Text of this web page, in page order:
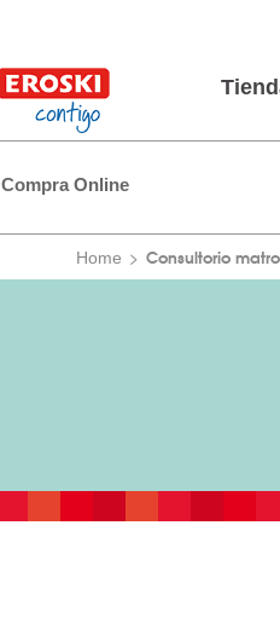
Compra Online
Home Consultorio